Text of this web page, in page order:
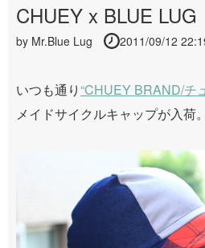
CHUEY x BLUE LUG
by Mr.Blue Lug 2011/09/12
いつも通り“CHUEY BRAND/チ
メイドサイクルキャップが入荷。